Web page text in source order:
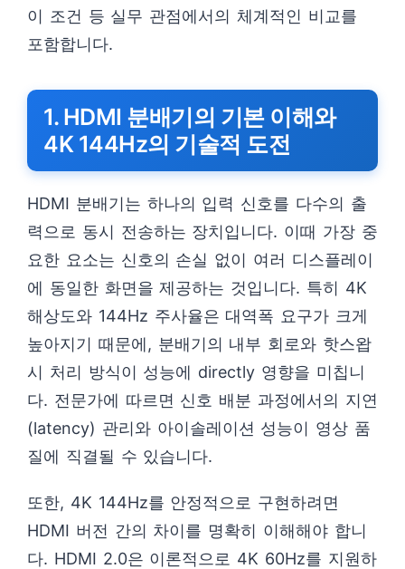
이 조건 등 실무 관점에서의 체계적인 비교를
포함합니다.
1. HDMI 분배기의 기본 이해와
4K 144Hz의 기술적 도전
HDMI 분배기는 하나의 입력 신호를 다수의 출
력으로 동시 전송하는 장치입니다. 이때 가장 중
요한 요소는 신호의 손실 없이 여러 디스플레이
에 동일한 화면을 제공하는 것입니다. 특히 4K
해상도와 144Hz 주사율은 대역폭 요구가 크게
높아지기 때문에, 분배기의 내부 회로와 핫스왑
시 처리 방식이 성능에 directly 영향을 미칩니
다. 전문가에 따르면 신호 배분 과정에서의 지연
(latency) 관리와 아이솔레이션 성능이 영상 품
질에 직결될 수 있습니다.
또한, 4K 144Hz를 안정적으로 구현하려면
HDMI 버전 간의 차이를 명확히 이해해야 합니
다. HDMI 2.0은 이론적으로 4K 60Hz를 지원하